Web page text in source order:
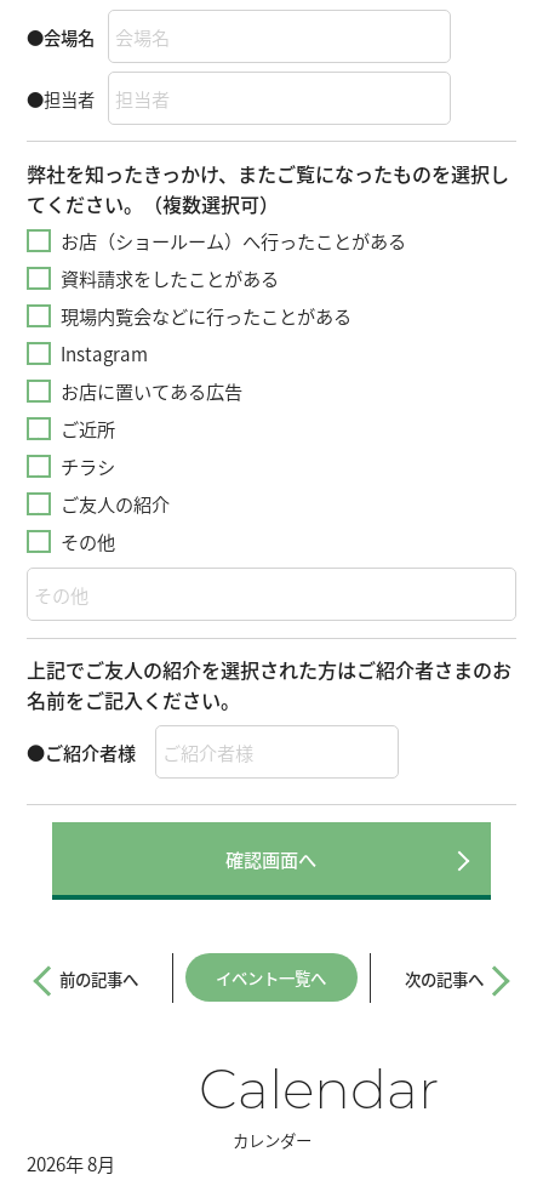
●会場名
●担当者
弊社を知ったきっかけ、またご覧になったものを選択し
てください。（複数選択可）
お店（ショールーム）へ行ったことがある
資料請求をしたことがある
現場内覧会などに行ったことがある
Instagram
お店に置いてある広告
ご近所
チラシ
ご友人の紹介
その他
上記でご友人の紹介を選択された方はご紹介者さまのお
名前をご記入ください。
●ご紹介者様
前の記事へ イベント一覧へ 次の記事へ
Calendar
カレンダー
2026年 8月